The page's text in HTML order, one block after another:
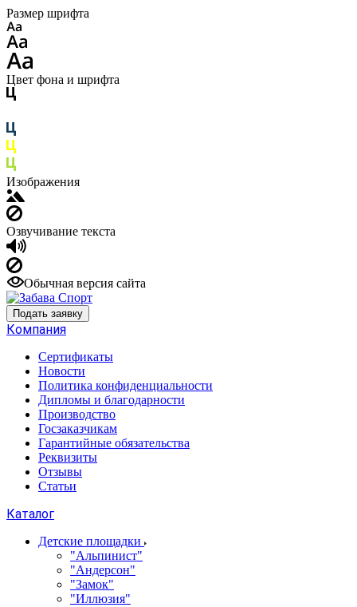
Размер шрифта
Цвет фона и шрифта
Изображения
Озвучивание текста
Обычная версия сайта
Подать заявку
Компания
Сертификаты
Новости
Политика конфиденциальности
Дипломы и благодарности
Производство
Госзаказчикам
Гарантийные обязательства
Реквизиты
Отзывы
Статьи
Каталог
Детские площадки
"Альпинист"
"Андерсон"
"Замок"
"Иллюзия"